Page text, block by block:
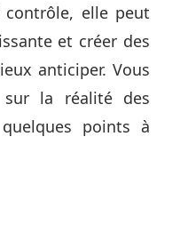
elle peut
et créer des
anticiper. Vous
sur la réalité des
points à